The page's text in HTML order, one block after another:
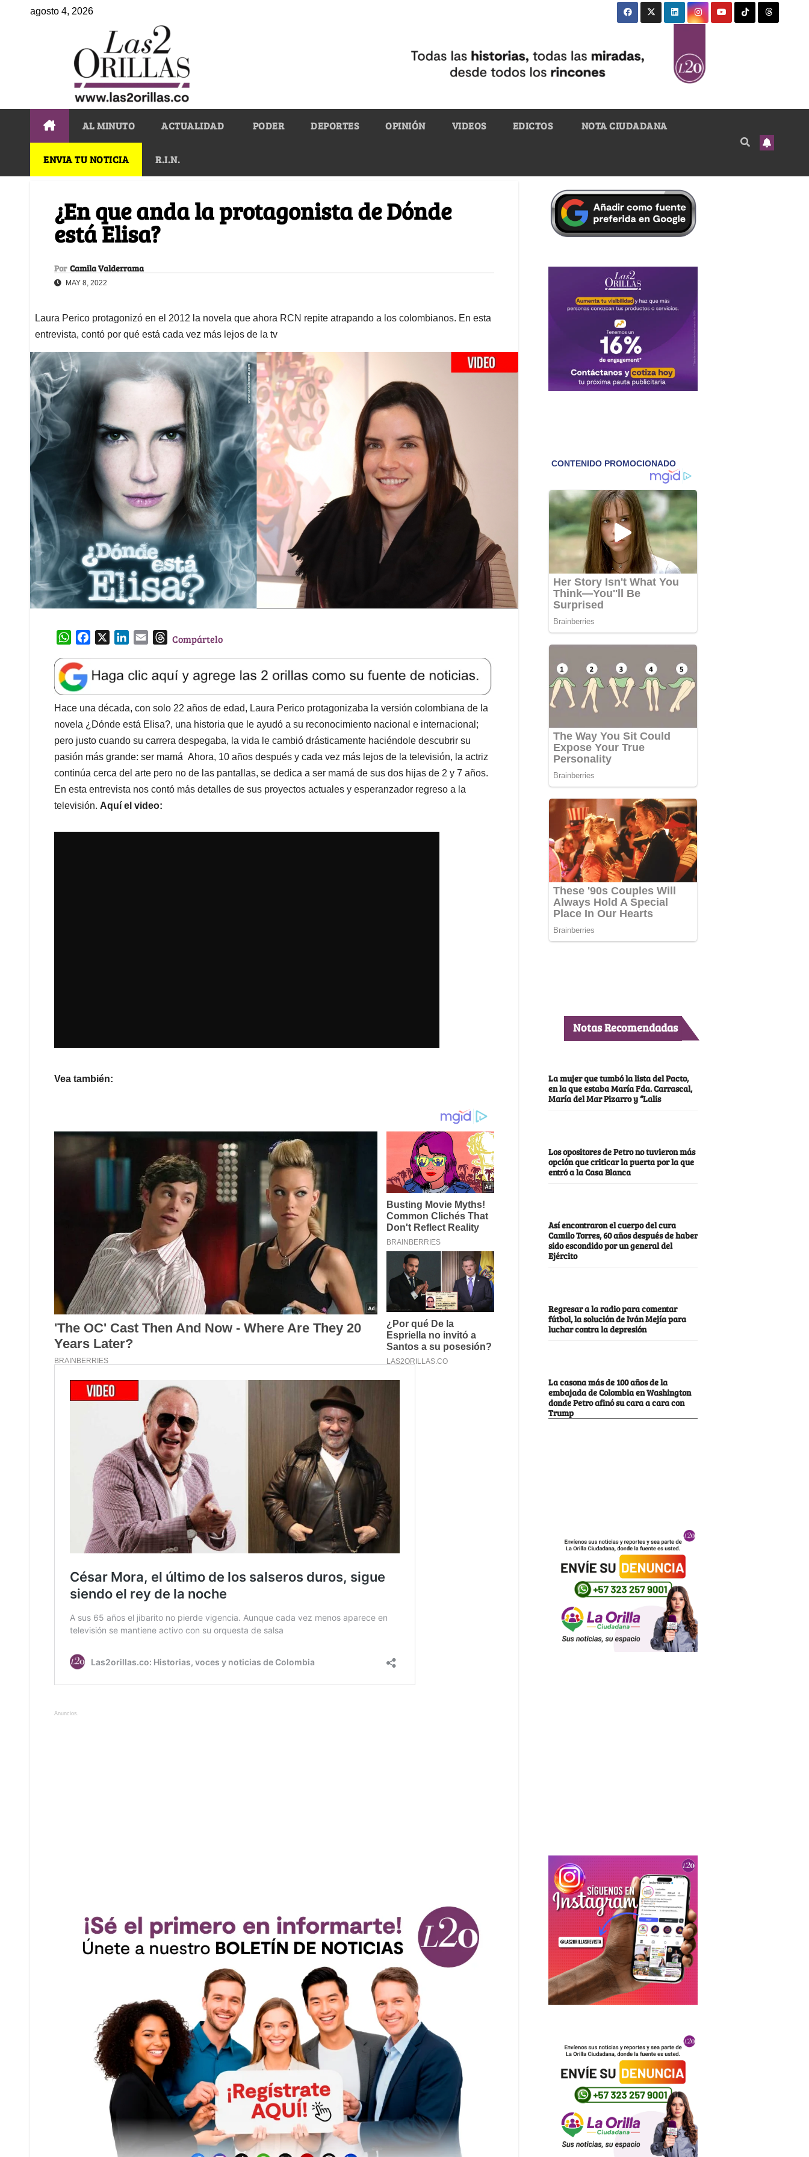
agosto 4, 2026
AL MINUTO ACTUALIDAD PODER DEPORTES OPINIÓN VIDEOS EDICTOS NOTA CIUDADANA
ENVIA TU NOTICIA R.I.N.
¿En que anda la protagonista de Dónde
está Elisa?
Por Camila Valderrama
MAY 8, 2022
Laura Perico protagonizó en el 2012 la novela que ahora RCN repite atrapando a los colombianos. En esta
entrevista, contó por qué está cada vez más lejos de la tv
W
a
t
s
A
p
p
e
b
o
o
k
k
e
d
I
n
l
T
e
a
d
s
Compártelo
Hace una década, con solo 22 años de edad, Laura Perico protagonizaba la versión colombiana de la
novela ¿Dónde está Elisa?, una historia que le ayudó a su reconocimiento nacional e internacional;
pero justo cuando su carrera despegaba, la vida le cambió drásticamente haciéndole descubrir su
pasión más grande: ser mamá Ahora, 10 años después y cada vez más lejos de la televisión, la actriz
continúa cerca del arte pero no de las pantallas, se dedica a ser mamá de sus dos hijas de 2 y 7 años.
En esta entrevista nos contó más detalles de sus proyectos actuales y esperanzador regreso a la
televisión. Aquí el video:
Vea también:
Anuncios.
Notas Recomendadas
La mujer que tumbó la lista del Pacto,
en la que estaba María Fda. Carrascal,
María del Mar Pizarro y “Lalis
Los opositores de Petro no tuvieron más
opción que criticar la puerta por la que
entró a la Casa Blanca
Así encontraron el cuerpo del cura
Camilo Torres, 60 años después de haber
sido escondido por un general del
Ejército
Regresar a la radio para comentar
fútbol, la solución de Iván Mejía para
luchar contra la depresión
La casona más de 100 años de la
embajada de Colombia en Washington
donde Petro afinó su cara a cara con
Trump